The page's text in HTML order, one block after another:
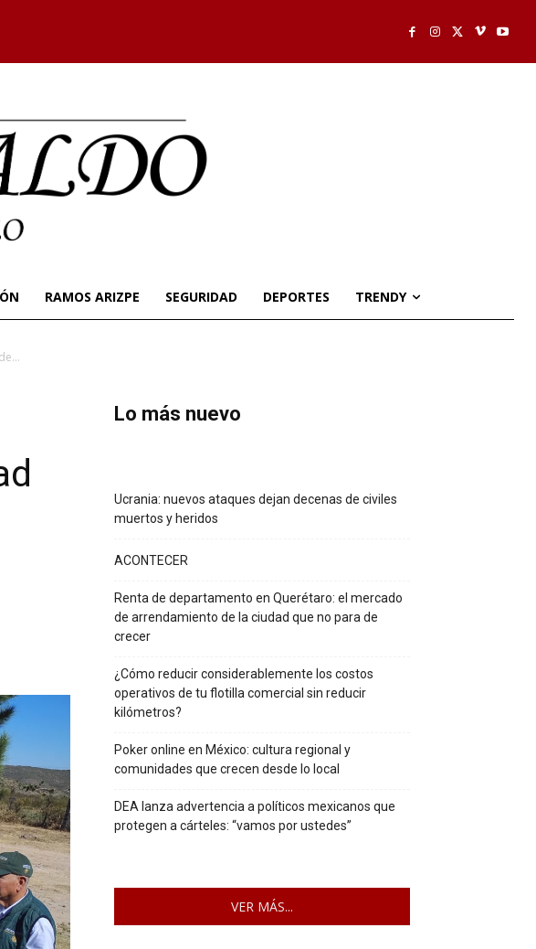
RAMOS ARIZPE SEGURIDAD DEPORTES TRENDY
Lo más nuevo
Ucrania: nuevos ataques dejan decenas de civiles
muertos y heridos
ACONTECER
Renta de departamento en Querétaro: el mercado
de arrendamiento de la ciudad que no para de
crecer
¿Cómo reducir considerablemente los costos
operativos de tu flotilla comercial sin reducir
kilómetros?
Poker online en México: cultura regional y
comunidades que crecen desde lo local
DEA lanza advertencia a políticos mexicanos que
protegen a cárteles: “vamos por ustedes”
VER MÁS...